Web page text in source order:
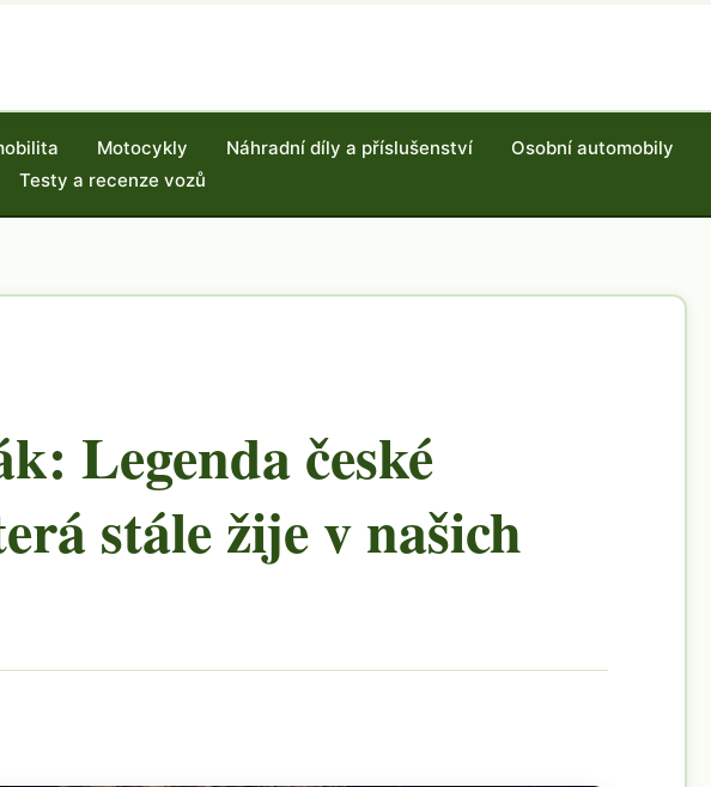
Motocykly Náhradní díly a příslušenství Osobní automobily
Testy a recenze vozů
Legenda české
stále žije v našich